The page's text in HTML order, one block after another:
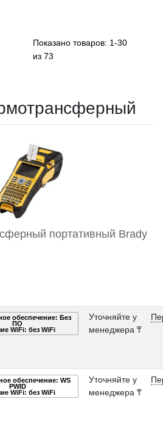
Показано товаров: 1-30
из 73
портативный Brady
обеспечение: Без
ПО
WiFi: без WiFi
Уточняйте у
менеджера ₸
обеспечение: WS
PWID
WiFi: без WiFi
Уточняйте у
менеджера ₸